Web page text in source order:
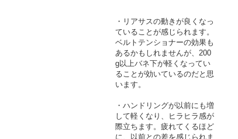
・リアサスの動きが良くなっ
ていることが感じられます。
ベルトテンショナーの効果も
あるかもしれませんが、200
g以上バネ下が軽くなってい
ることが効いているのだと思
います。
・ハンドリングが以前にも増
して軽くなり、ヒラヒラ感が
際立ちます。疲れてくるほど
に、以前との差を感じられま